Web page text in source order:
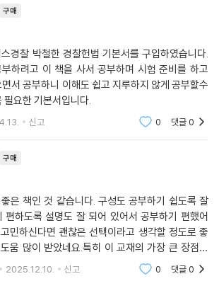
구매
경찰 박철한 경찰헌법 기본서를 구입하였습니다.
하려고 이 책을 사서 공부하며 시험 준비를 하고
서 공부하니 이해도 쉽고 지루하지 않게 공부할수
필요한 기본서입니다.
신고 0 댓글0
구매
은 책인 것 같습니다. 구성도 공부하기 쉽도록 잘
편하도록 설명도 잘 되어 있어서 공부하기 편했어
민하신다면 괜찮은 선택이라고 생각할 정도로 좋
움 많이 받았네요.특히 이 교재의 가장 큰 장점은
하면서도 단계별 난이도 조절이 탁월했다는 점입
2025.12.10. 신고 0 댓글0